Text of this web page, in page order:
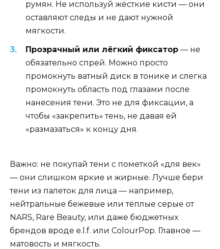
румян. Не используй жёсткие кисти — они
оставляют следы и не дают нужной
мягкости.
Прозрачный или лёгкий фиксатор — не
обязательно спрей. Можно просто
промокнуть ватный диск в тонике и слегка
промокнуть область под глазами после
нанесения тени. Это не для фиксации, а
чтобы «закрепить» тень, не давая ей
«размазаться» к концу дня.
Важно: не покупай тени с пометкой «для век»
— они слишком яркие и жирные. Лучше бери
тени из палеток для лица — например,
нейтральные бежевые или тёплые серые от
NARS, Rare Beauty, или даже бюджетных
брендов вроде e.l.f. или ColourPop. Главное —
матовость и мягкость.